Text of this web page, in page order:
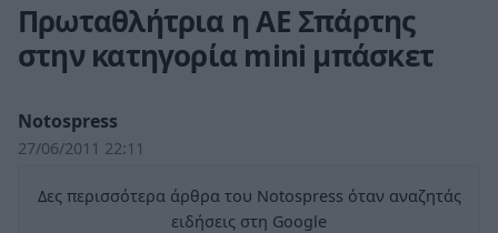
Πρωταθλήτρια η ΑΕ Σπάρτης
στην κατηγορία mini μπάσκετ
Notospress
27/06/2011 22:11
Δες περισσότερα άρθρα του Notospress όταν αναζητάς
ειδήσεις στη Google